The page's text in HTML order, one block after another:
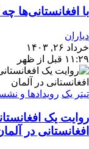
با افغانستانی‌ها
دیاران
خرداد ۲۶, ۱۴۰۳
۱۱:۲۹ قبل از ظهر
تیتر یک رویدادها و
روایت یک
افغانستانی در